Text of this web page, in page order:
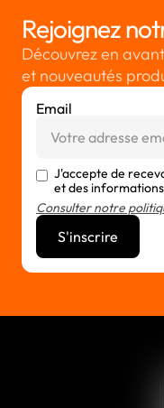
Rejoignez
Découvrez en
et nouveautés
Email
J'accepte de
et des
Consulter notre